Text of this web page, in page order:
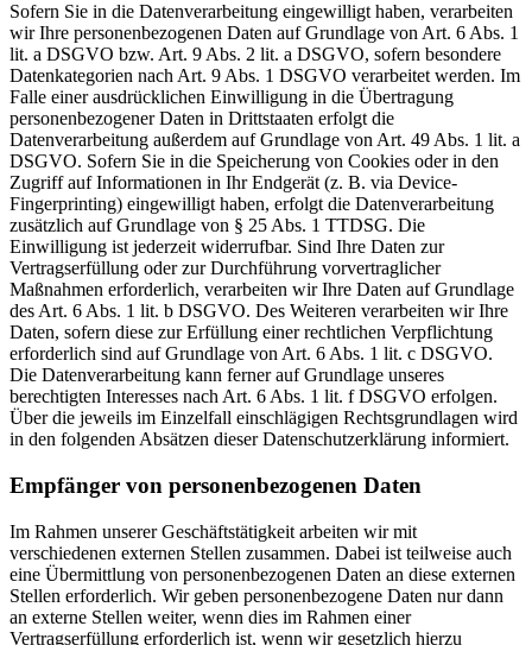
Sofern Sie in die Datenverarbeitung eingewilligt haben, verarbeiten
wir Ihre personenbezogenen Daten auf Grundlage von Art. 6 Abs. 1
lit. a DSGVO bzw. Art. 9 Abs. 2 lit. a DSGVO, sofern besondere
Datenkategorien nach Art. 9 Abs. 1 DSGVO verarbeitet werden. Im
Falle einer ausdrücklichen Einwilligung in die Übertragung
personenbezogener Daten in Drittstaaten erfolgt die
Datenverarbeitung außerdem auf Grundlage von Art. 49 Abs. 1 lit. a
DSGVO. Sofern Sie in die Speicherung von Cookies oder in den
Zugriff auf Informationen in Ihr Endgerät (z. B. via Device-
Fingerprinting) eingewilligt haben, erfolgt die Datenverarbeitung
zusätzlich auf Grundlage von § 25 Abs. 1 TTDSG. Die
Einwilligung ist jederzeit widerrufbar. Sind Ihre Daten zur
Vertragserfüllung oder zur Durchführung vorvertraglicher
Maßnahmen erforderlich, verarbeiten wir Ihre Daten auf Grundlage
des Art. 6 Abs. 1 lit. b DSGVO. Des Weiteren verarbeiten wir Ihre
Daten, sofern diese zur Erfüllung einer rechtlichen Verpflichtung
erforderlich sind auf Grundlage von Art. 6 Abs. 1 lit. c DSGVO.
Die Datenverarbeitung kann ferner auf Grundlage unseres
berechtigten Interesses nach Art. 6 Abs. 1 lit. f DSGVO erfolgen.
Über die jeweils im Einzelfall einschlägigen Rechtsgrundlagen wird
in den folgenden Absätzen dieser Datenschutzerklärung informiert.
Empfänger von personenbezogenen Daten
Im Rahmen unserer Geschäftstätigkeit arbeiten wir mit
verschiedenen externen Stellen zusammen. Dabei ist teilweise auch
eine Übermittlung von personenbezogenen Daten an diese externen
Stellen erforderlich. Wir geben personenbezogene Daten nur dann
an externe Stellen weiter, wenn dies im Rahmen einer
Vertragserfüllung erforderlich ist, wenn wir gesetzlich hierzu